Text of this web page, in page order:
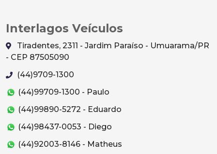
Interlagos Veículos
Tiradentes, 2311 - Jardim Paraíso - Umuarama/PR
- CEP 87505090
(44)9709-1300
(44)99709-1300 - Paulo
(44)99890-5272 - Eduardo
(44)98437-0053 - Diego
(44)92003-8146 - Matheus